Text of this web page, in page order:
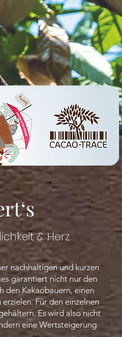
& Herz
nachhaltigen und kurzen
garantiert nicht nur den
den Kakaobauern, einen
Für den einzelnen
Es wird also nicht
eine Wertsteigerung